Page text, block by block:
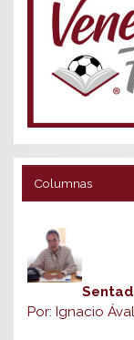
Columnas
Por: Ignacio